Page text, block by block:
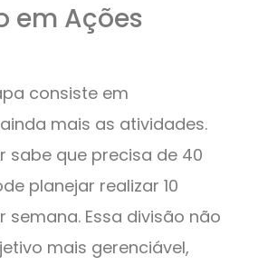
em Ações
consiste em
mais as atividades.
sabe que precisa de 40
planejar realizar 10
Essa divisão não
mais gerenciável,